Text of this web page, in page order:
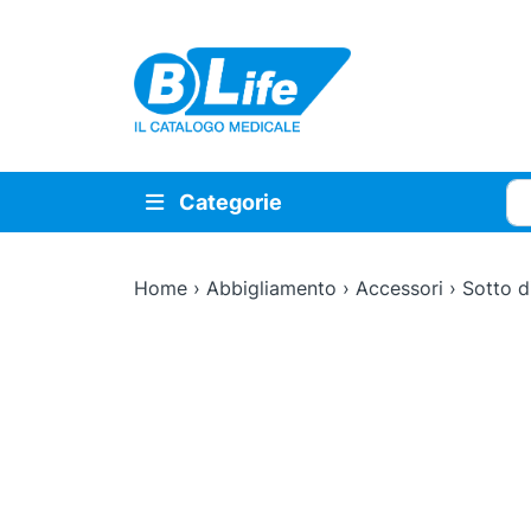
Vai al contenuto principale
Categorie
Home› Abbigliamento › Accessori › Sotto